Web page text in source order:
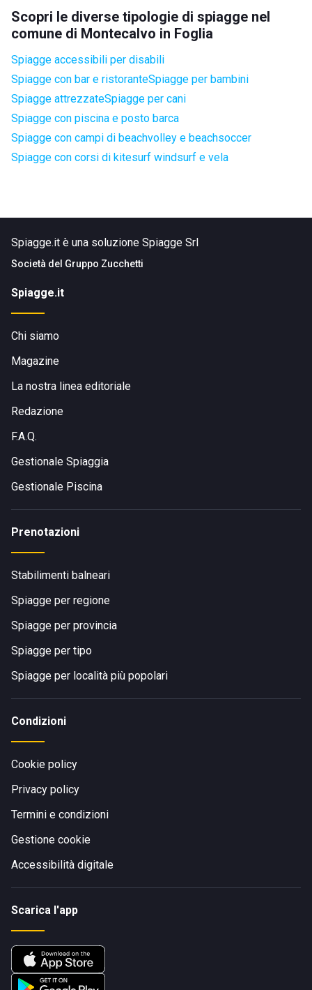
Scopri le diverse tipologie di spiagge nel
comune di Montecalvo in Foglia
Spiagge accessibili per disabili
Spiagge con bar e ristoranteSpiagge per bambini
Spiagge attrezzateSpiagge per cani
Spiagge con piscina e posto barca
Spiagge con campi di beachvolley e beachsoccer
Spiagge con corsi di kitesurf windsurf e vela
Spiagge.it è una soluzione Spiagge Srl
Società del Gruppo Zucchetti
Spiagge.it
Chi siamo
Magazine
La nostra linea editoriale
Redazione
F.A.Q.
Gestionale Spiaggia
Gestionale Piscina
Prenotazioni
Stabilimenti balneari
Spiagge per regione
Spiagge per provincia
Spiagge per tipo
Spiagge per località più popolari
Condizioni
Cookie policy
Privacy policy
Termini e condizioni
Gestione cookie
Accessibilità digitale
Scarica l'app